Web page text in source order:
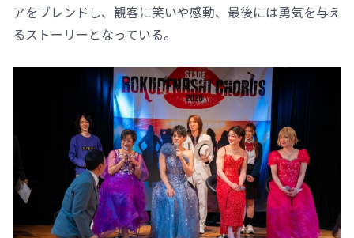
アをブレンドし、観客に笑いや感動、最後には勇気を与え
るストーリーとなっている。